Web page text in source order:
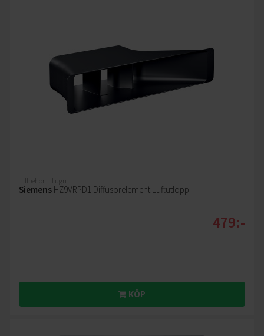
Tillbehör till ugn
Siemens HZ9VRPD1 Diffusorelement Luftutlopp
479:-
KÖP